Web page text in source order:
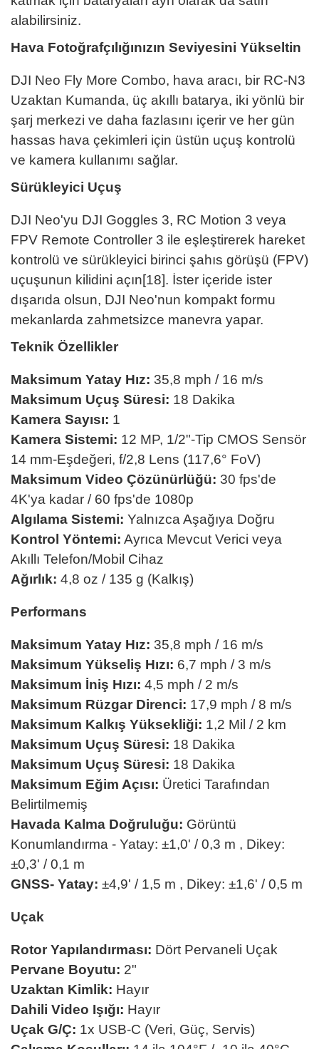
alabilirsiniz.
Hava Fotoğrafçılığınızın Seviyesini Yükseltin
DJI Neo Fly More Combo, hava aracı, bir RC-N3
Uzaktan Kumanda, üç akıllı batarya, iki yönlü bir
şarj merkezi ve daha fazlasını içerir ve her gün
hassas hava çekimleri için üstün uçuş kontrolü
ve kamera kullanımı sağlar.
Sürükleyici Uçuş
DJI Neo'yu DJI Goggles 3, RC Motion 3 veya
FPV Remote Controller 3 ile eşleştirerek hareket
kontrolü ve sürükleyici birinci şahıs görüşü (FPV)
uçuşunun kilidini açın[18]. İster içeride ister
dışarıda olsun, DJI Neo'nun kompakt formu
mekanlarda zahmetsizce manevra yapar.
Teknik Özellikler
Maksimum Yatay Hız: 35,8 mph / 16 m/s
Maksimum Uçuş Süresi: 18 Dakika
Kamera Sayısı: 1
Kamera Sistemi: 12 MP, 1/2"-Tip CMOS Sensör
14 mm-Eşdeğeri, f/2,8 Lens (117,6° FoV)
Maksimum Video Çözünürlüğü: 30 fps'de
4K'ya kadar / 60 fps'de 1080p
Algılama Sistemi: Yalnızca Aşağıya Doğru
Kontrol Yöntemi: Ayrıca Mevcut Verici veya
Akıllı Telefon/Mobil Cihaz
Ağırlık: 4,8 oz / 135 g (Kalkış)
Performans
Maksimum Yatay Hız: 35,8 mph / 16 m/s
Maksimum Yükseliş Hızı: 6,7 mph / 3 m/s
Maksimum İniş Hızı: 4,5 mph / 2 m/s
Maksimum Rüzgar Direnci: 17,9 mph / 8 m/s
Maksimum Kalkış Yüksekliği: 1,2 Mil / 2 km
Maksimum Uçuş Süresi: 18 Dakika
Maksimum Uçuş Süresi: 18 Dakika
Maksimum Eğim Açısı: Üretici Tarafından
Belirtilmemiş
Havada Kalma Doğruluğu: Görüntü
Konumlandırma - Yatay: ±1,0' / 0,3 m , Dikey:
±0,3' / 0,1 m
GNSS- Yatay: ±4,9' / 1,5 m , Dikey: ±1,6' / 0,5 m
Uçak
Rotor Yapılandırması: Dört Pervaneli Uçak
Pervane Boyutu: 2"
Uzaktan Kimlik: Hayır
Dahili Video Işığı: Hayır
Uçak G/Ç: 1x USB-C (Veri, Güç, Servis)